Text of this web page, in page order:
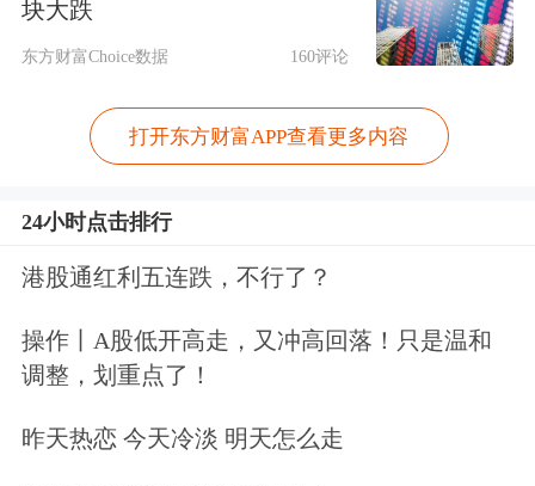
老师的课程是免费赠送的。”赵燕对经
济观察网记者表示。
记者注意到，下载吴晓波频道App的同
(价值69元，非卖品)，上面的宣传语
是：“跑的比别人快一点。”
吴晓波频道跟逻辑思维的知名度相当，
汤”)商业化的巅峰之作，作为财经作
块大跌
东方财富Choice数据 160评论
打开东方财富APP查看更多内容
24小时点击排行
港股通红利五连跌，不行了？
操作丨A股低开高走，又冲高回落！只是温和
调整，划重点了！
昨天热恋 今天冷淡 明天怎么走